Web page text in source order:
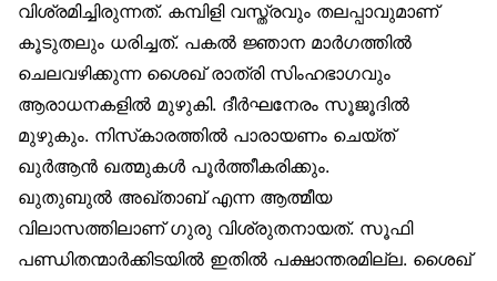
വിശ്രമിച്ചിരുന്നത്. കമ്പിളി വസ്ത്രവും തലപ്പാവുമാണ്
കൂടുതലും ധരിച്ചത്. പകൽ ജ്ഞാന മാർഗത്തിൽ
ചെലവഴിക്കുന്ന ശൈഖ് രാത്രി സിംഹഭാഗവും
ആരാധനകളിൽ മുഴുകി. ദീർഘനേരം സൂജൂദിൽ
മുഴുകും. നിസ്‌കാരത്തിൽ പാരായണം ചെയ്ത്
ഖുർആൻ ഖത്മുകൾ പൂർത്തീകരിക്കും.
ഖുതുബുൽ അഖ്താബ് എന്ന ആത്മീയ
വിലാസത്തിലാണ് ഗുരു വിശ്രുതനായത്. സൂഫി
പണ്ഡിതന്മാർക്കിടയിൽ ഇതിൽ പക്ഷാന്തരമില്ല. ശൈഖ്